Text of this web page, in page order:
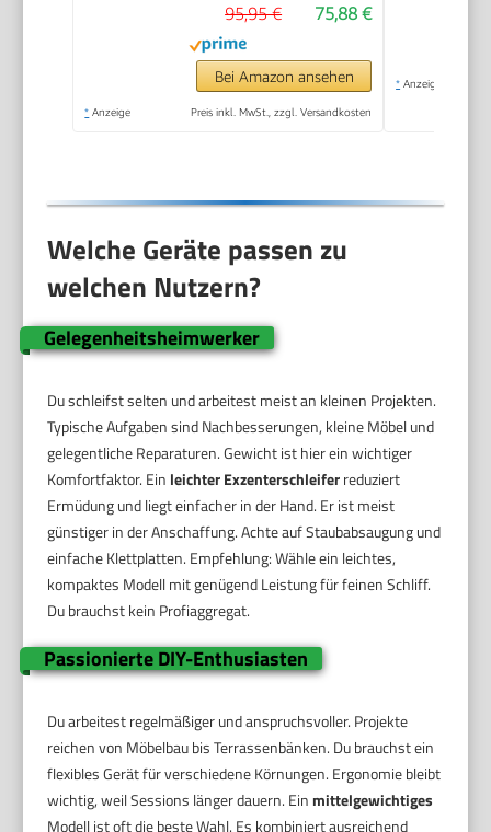
75,88 €
95,95 €
Bei Amazon ansehen
* Anzeige Preis inkl. MwSt., zzgl. Versandkosten
* Anzeige
Welche Geräte passen zu
welchen Nutzern?
Gelegenheitsheimwerker
Du schleifst selten und arbeitest meist an kleinen Projekten.
Typische Aufgaben sind Nachbesserungen, kleine Möbel und
gelegentliche Reparaturen. Gewicht ist hier ein wichtiger
Komfortfaktor. Ein leichter Exzenterschleiferreduziert
Ermüdung und liegt einfacher in der Hand. Er ist meist
günstiger in der Anschaffung. Achte auf Staubabsaugung und
einfache Klettplatten. Empfehlung: Wähle ein leichtes,
kompaktes Modell mit genügend Leistung für feinen Schliff.
Du brauchst kein Profiaggregat.
Passionierte DIY-Enthusiasten
Du arbeitest regelmäßiger und anspruchsvoller. Projekte
reichen von Möbelbau bis Terrassenbänken. Du brauchst ein
flexibles Gerät für verschiedene Körnungen. Ergonomie bleibt
wichtig, weil Sessions länger dauern. Einmittelgewichtiges
Modell ist oft die beste Wahl. Es kombiniert ausreichend